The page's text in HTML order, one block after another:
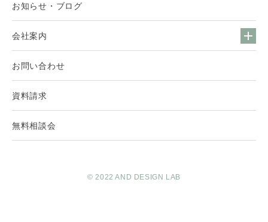
お知らせ・ブログ
会社案内
お問い合わせ
資料請求
無料相談会
© 2022 AND DESIGN LAB